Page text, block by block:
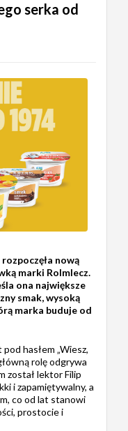
serka od
nową
marki Rolmlecz.
ona największe
smak, wysoką
marka buduje od
hasłem „Wiesz,
rolę odgrywa
został lektor Filip
i zapamiętywalny, a
co od lat stanowi
prostocie i